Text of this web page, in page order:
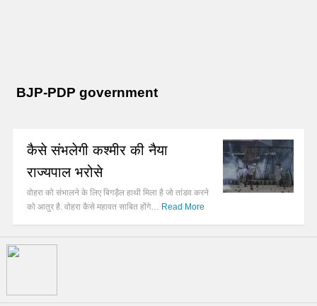
BJP-PDP government
कैसे संभलेगी कश्मीर की नैया
राज्यपाल भरोसे
वोहरा को संभालने के लिए बिगड़ैल हाथी मिला है जो तांडव करने
को आतुर है. वोहरा कैसे महावत साबित होंगे… Read More